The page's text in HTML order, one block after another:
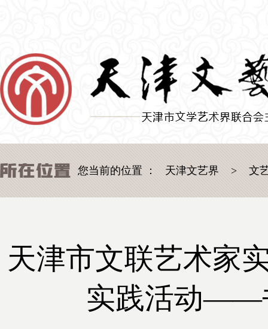
您当前的位置 ： 天津文艺界 > 文
天津市文联艺术家
实践活动——